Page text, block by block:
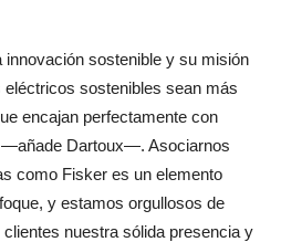
innovación sostenible y su misión
sostenibles sean más
encajan perfectamente con
—añade Dartoux—. Asociarnos
como Fisker es un elemento
y estamos orgullosos de
nuestra sólida presencia y